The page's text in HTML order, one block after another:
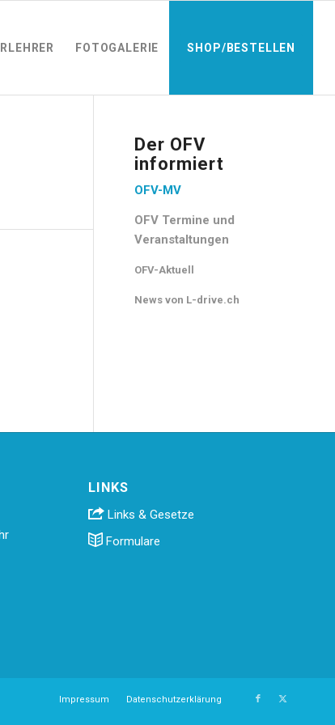
FOTOGALERIE SHOP/BESTELLEN
Der OFV
informiert
OFV-MV
OFV Termine und
Veranstaltungen
OFV-Aktuell
News von L-drive.ch
LINKS
Links & Gesetze
Formulare
Impressum Datenschutzerklärung